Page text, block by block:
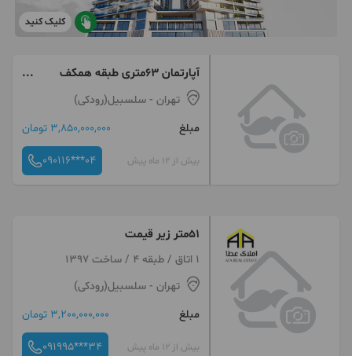
کلیک کنید
آپارتمان ۶۳متری طبقه همکف
دارای حیاط اختصاصی
تهران - سلسبیل(رودکی)
مبلغ
3,850,000,000 تومان
بیش از 12 ماه پیش 090116***04
۵۱متر زیر قیمت
1 اتاق / طبقه 4 / ساخت 1397
تهران - سلسبیل(رودکی)
مبلغ
3,200,000,000 تومان
بیش از 12 ماه پیش 091995***34